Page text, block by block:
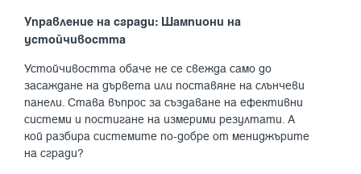
Управление на сгради: Шампиони на
устойчивостта
Устойчивостта обаче не се свежда само до
засаждане на дървета или поставяне на слънчеви
панели. Става въпрос за създаване на ефективни
системи и постигане на измерими резултати. А
кой разбира системите по-добре от мениджърите
на сгради?